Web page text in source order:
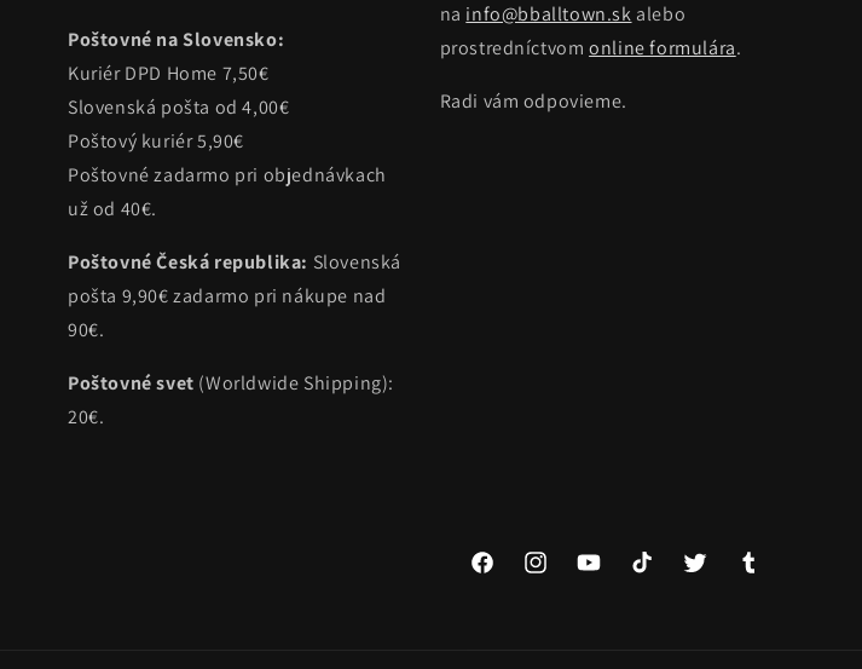
Poštovné na Slovensko:
Kuriér DPD Home 7,50€
Slovenská pošta od 4,00€
Poštový kuriér 5,90€
Poštovné zadarmo pri objednávkach
už od 40€.
Poštovné Česká republika: Slovenská
pošta 9,90€ zadarmo pri nákupe nad
90€.
Poštovné svet (Worldwide Shipping):
20€.
na info@bballtown.sk alebo
prostredníctvomonline formulára.
Radi vám odpovieme.
FacebookInstagramYouTubeTikTok Twitter Tumblr